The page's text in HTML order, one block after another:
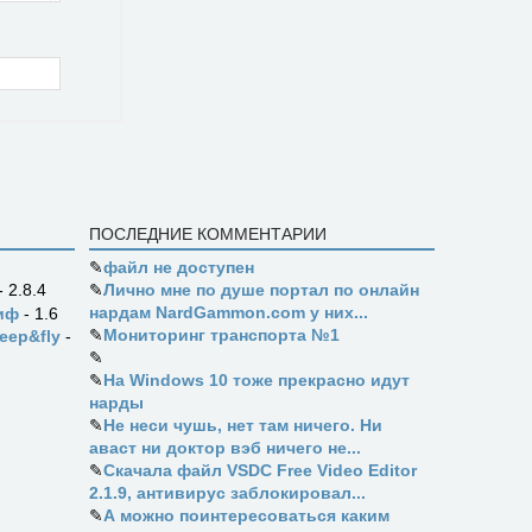
2.8.4
- 1.6
-
ПОСЛЕДНИЕ КОММЕНТАРИИ
✎файл не доступен
✎Лично мне по душе портал по онлайн
нардам NardGammon.com у них...
✎Мониторинг транспорта №1
✎
✎На Windows 10 тоже прекрасно идут
нарды
✎Не неси чушь, нет там ничего. Ни
аваст ни доктор вэб ничего не...
✎Скачала файл VSDC Free Video Editor
2.1.9, антивирус заблокировал...
✎А можно поинтересоваться каким